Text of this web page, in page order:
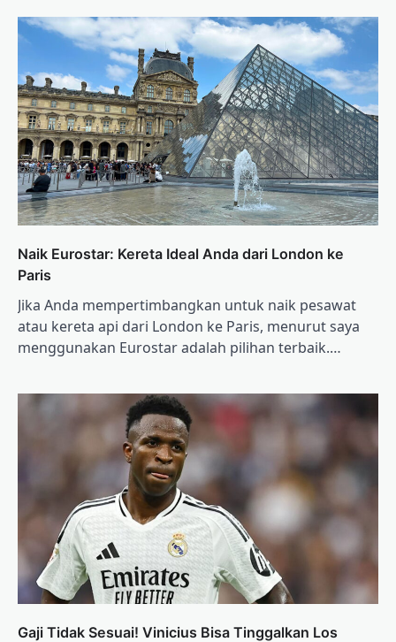
Naik Eurostar: Kereta Ideal Anda dari London ke
Paris
Jika Anda mempertimbangkan untuk naik pesawat
atau kereta api dari London ke Paris, menurut saya
menggunakan Eurostar adalah pilihan terbaik.…
Gaji Tidak Sesuai! Vinicius Bisa Tinggalkan Los